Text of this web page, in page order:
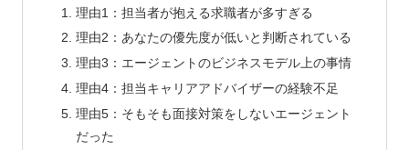
理由1：担当者が抱える求職者が多すぎる
理由2：あなたの優先度が低いと判断されている
理由3：エージェントのビジネスモデル上の事情
理由4：担当キャリアアドバイザーの経験不足
理由5：そもそも面接対策をしないエージェント
だった